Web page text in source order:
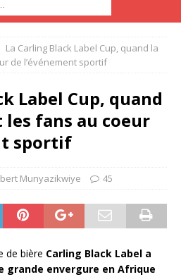
La Carling Black Label Cup, quand la
de l’événement sportif
Label Cup, quand
fans au coeur
sportif
Munyazikwiye 45
de bière Carling Black Label a
grande envergure en Afrique